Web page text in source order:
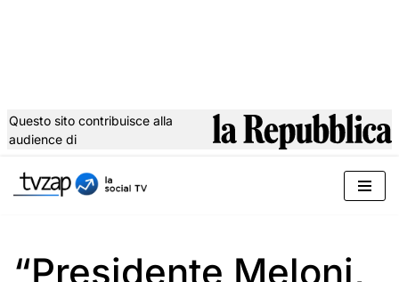
al
Questo sito contribuisce alla
audience di
“Presidente Meloni,